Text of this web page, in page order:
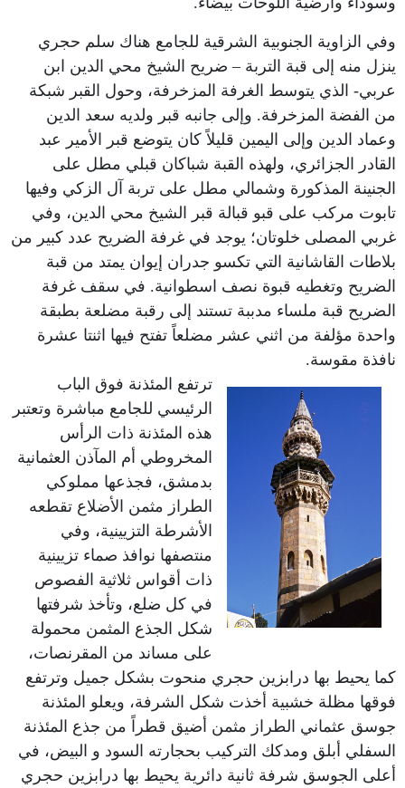
وفي الزاوية الجنوبية الشرقية للجامع هناك سلم حجري
ينزل منه إلى قبة التربة – ضريح الشيخ محي الدين ابن
عربي- الذي يتوسط الغرفة المزخرفة، وحول القبر شبكة
من الفضة المزخرفة. وإلى جانبه قبر ولديه سعد الدين
وعماد الدين وإلى اليمين قليلاً كان يتوضع قبر الأمير عبد
القادر الجزائري، ولهذه القبة شباكان قبلي مطل على
الجنينة المذكورة وشمالي مطل على تربة آل الزكي وفيها
تابوت مركب على قبو قبالة قبر الشيخ محي الدين، وفي
غربي المصلى خلوتان؛ يوجد في غرفة الضريح عدد كبير من
بلاطات القاشانية التي تكسو جدران إيوان يمتد من قبة
الضريح وتغطيه قبوة نصف اسطوانية. في سقف غرفة
الضريح قبة ملساء مدببة تستند إلى رقبة مضلعة بطبقة
واحدة مؤلفة من اثني عشر مضلعاً تفتح فيها اثنتا عشرة
نافذة مقوسة.
ترتفع المئذنة فوق الباب
الرئيسي للجامع مباشرة وتعتبر
هذه المئذنة ذات الرأس
المخروطي أم المآذن العثمانية
بدمشق، فجذعها مملوكي
الطراز مثمن الأضلاع تقطعه
الأشرطة التزيينية، وفي
منتصفها نوافذ صماء تزيينية
ذات أقواس ثلاثية الفصوص
في كل ضلع، وتأخذ شرفتها
شكل الجذع المثمن محمولة
على مساند من المقرنصات،
كما يحيط بها درابزين حجري منحوت بشكل جميل وترتفع
فوقها مظلة خشبية أخذت شكل الشرفة، ويعلو المئذنة
جوسق عثماني الطراز مثمن أضيق قطراً من جذع المئذنة
السفلي أبلق ومدكك التركيب بحجارته السود و البيض، في
أعلى الجوسق شرفة ثانية دائرية يحيط بها درابزين حجري